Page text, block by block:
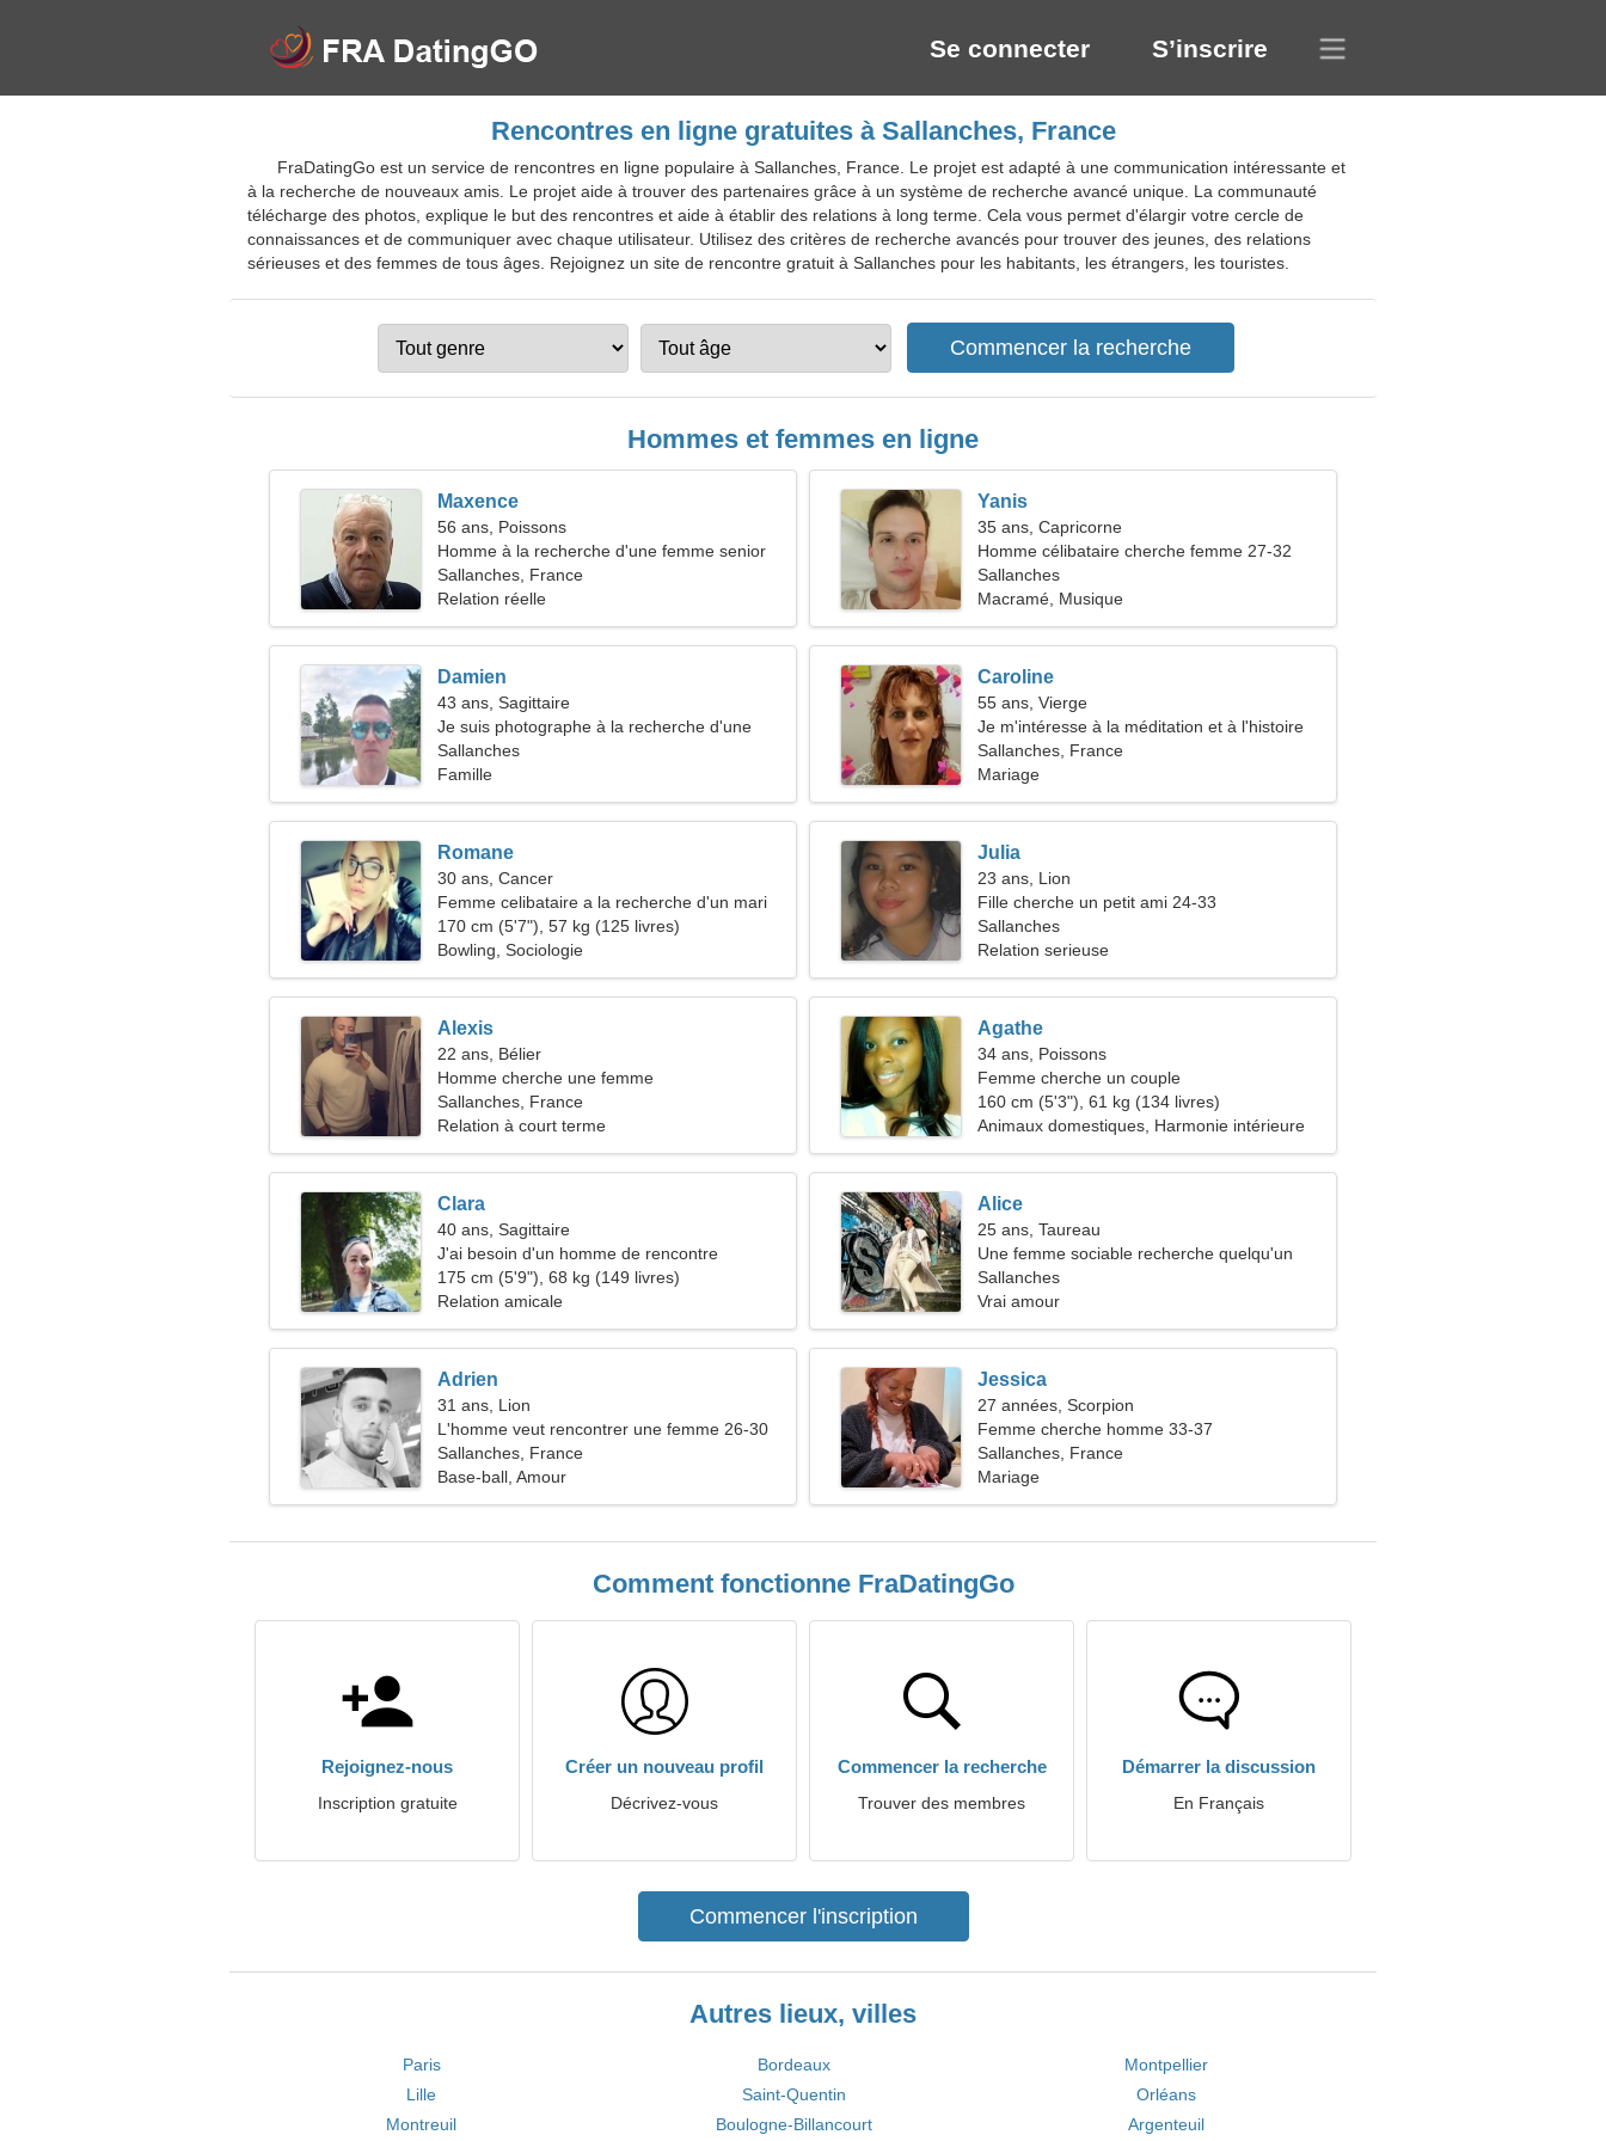
Se connecter S’inscrire
Rencontres en ligne gratuites à Sallanches, France
FraDatingGo est un service de rencontres en ligne populaire à Sallanches, France. Le projet est adapté à une communication intéressante et
à la recherche de nouveaux amis. Le projet aide à trouver des partenaires grâce à un système de recherche avancé unique. La communauté
télécharge des photos, explique le but des rencontres et aide à établir des relations à long terme. Cela vous permet d'élargir votre cercle de
connaissances et de communiquer avec chaque utilisateur. Utilisez des critères de recherche avancés pour trouver des jeunes, des relations
sérieuses et des femmes de tous âges. Rejoignez un site de rencontre gratuit à Sallanches pour les habitants, les étrangers, les touristes.
Hommes et femmes en ligne
Maxence
56 ans, Poissons
Homme à la recherche d'une femme senior
45-53
Sallanches, France
Relation réelle
Yanis
35 ans, Capricorne
Homme célibataire cherche femme 27-32
Sallanches
Macramé, Musique
Damien
43 ans, Sagittaire
Je suis photographe à la recherche d'une
femme charmante
Sallanches
Famille
Caroline
55 ans, Vierge
Je m'intéresse à la méditation et à l'histoire
Sallanches, France
Mariage
Romane
30 ans, Cancer
Femme celibataire a la recherche d'un mari
34-38
170 cm (5'7"), 57 kg (125 livres)
Bowling, Sociologie
Julia
23 ans, Lion
Fille cherche un petit ami 24-33
Sallanches
Relation serieuse
Alexis
22 ans, Bélier
Homme cherche une femme
Sallanches, France
Relation à court terme
Agathe
34 ans, Poissons
Femme cherche un couple
160 cm (5'3"), 61 kg (134 livres)
Animaux domestiques, Harmonie intérieure
Clara
40 ans, Sagittaire
J'ai besoin d'un homme de rencontre
reconnaissant
175 cm (5'9"), 68 kg (149 livres)
Relation amicale
Alice
25 ans, Taureau
Une femme sociable recherche quelqu'un
comme vous
Sallanches
Vrai amour
Adrien
31 ans, Lion
L'homme veut rencontrer une femme 26-30
Sallanches, France
Base-ball, Amour
Jessica
27 années, Scorpion
Femme cherche homme 33-37
Sallanches, France
Mariage
Comment fonctionne FraDatingGo
Rejoignez-nous
Inscription gratuite
Créer un nouveau profil
Décrivez-vous
Commencer la recherche
Trouver des membres
Démarrer la discussion
En Français
Commencer l'inscription
Autres lieux, villes
Paris Bordeaux
Montpellier
Lille
Saint-Quentin
Orléans
Montreuil
Boulogne-Billancourt Argenteuil